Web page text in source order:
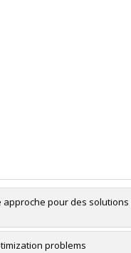
approche pour des
problems